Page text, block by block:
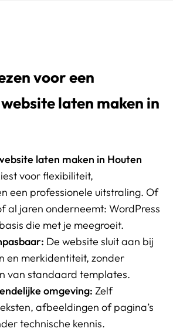
voor een
laten maken in
laten maken in Houten
voor flexibiliteit,
een professionele uitstraling. Of
al jaren onderneemt: WordPress
die met je meegroeit.
De website sluit aan bij
en merkidentiteit, zonder
van standaard templates.
omgeving: Zelf
afbeeldingen of pagina’s
technische kennis.